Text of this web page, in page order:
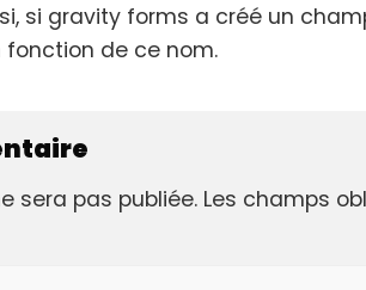
si gravity forms a créé un
fonction de ce nom.
sera pas publiée. Les champs